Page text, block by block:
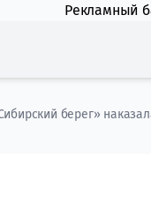
Рекламный
берег»